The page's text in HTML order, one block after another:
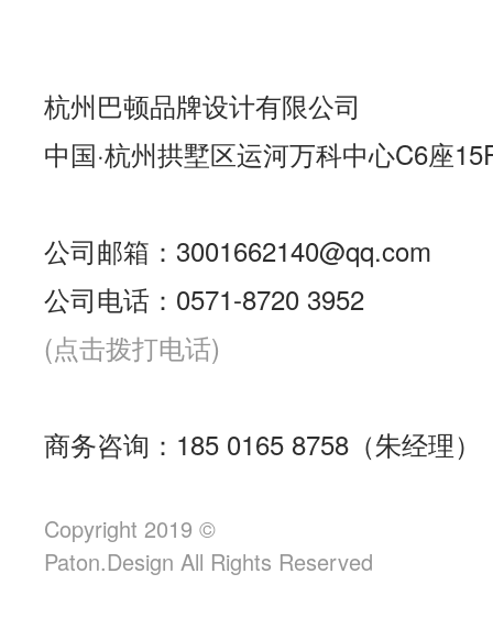
杭州巴顿品牌设计有限公司
中国·杭州拱墅区运河万科中心C6座
公司邮箱：3001662140@qq.com
公司电话：0571-8720 3952
(点击拨打电话)
商务咨询：185 0165 8758（朱经理）
Copyright 2019 ©
Paton.Design All Rights Reserved